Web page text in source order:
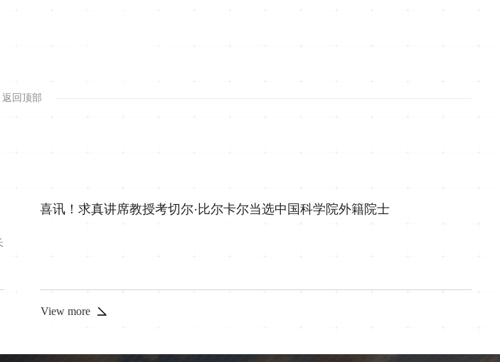
返回顶部
喜讯！求真讲席教授考切尔·比尔卡尔当选中国科学院外籍院士
View more